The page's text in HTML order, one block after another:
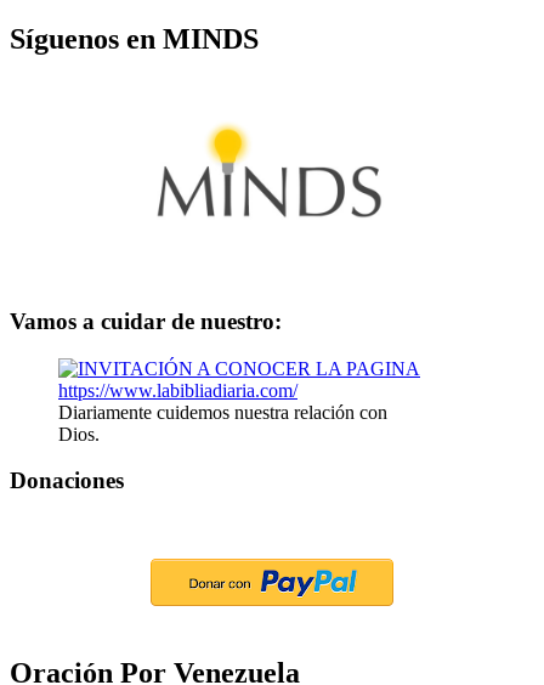
Síguenos en MINDS
Vamos a cuidar de nuestro:
Diariamente cuidemos nuestra relación con
Dios.
Donaciones
Oración Por Venezuela